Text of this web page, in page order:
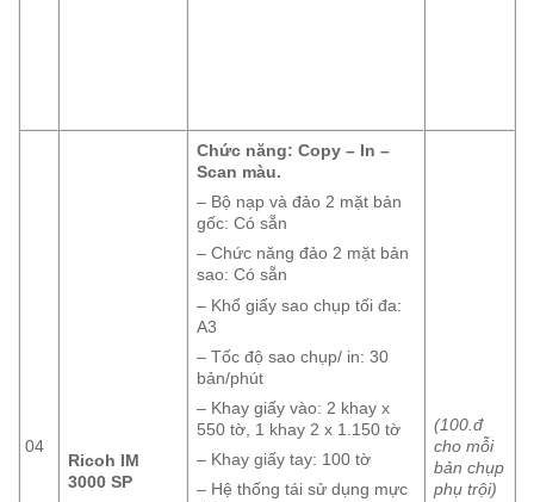
04
Ricoh IM
3000 SP
Chức năng: Copy – In –
Scan màu.
– Bộ nạp và đảo 2 mặt bản
gốc: Có sẵn
– Chức năng đảo 2 mặt bản
sao: Có sẵn
– Khổ giấy sao chụp tối đa:
A3
– Tốc độ sao chụp/ in: 30
bản/phút
– Khay giấy vào: 2 khay x
550 tờ, 1 khay 2 x 1.150 tờ
– Khay giấy tay: 100 tờ
– Hệ thống tái sử dụng mực
(100.đ
cho mỗi
bản chụp
phụ trội)